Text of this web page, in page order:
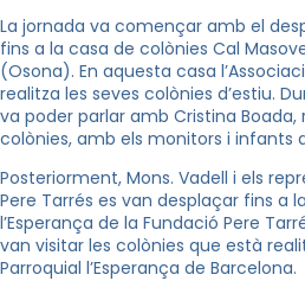
La jornada va començar amb el
fins a la casa de colònies Cal
(Osona). En aquesta casa
realitza les seves colònies d’estiu.
va poder parlar amb Cristina Boada,
colònies, amb els monitors i infants
Posteriorment, Mons. Vadell i els
Pere Tarrés es van desplaçar fins a
l’Esperança de la Fundació Pere
van visitar les colònies que està
Parroquial l’Esperança de Barcelona.